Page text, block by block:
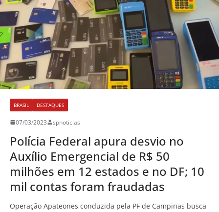
BRASIL DESTAQUES
07/03/2023 spnoticias
Polícia Federal apura desvio no
Auxílio Emergencial de R$ 50
milhões em 12 estados e no DF; 10
mil contas foram fraudadas
Operação Apateones conduzida pela PF de Campinas busca